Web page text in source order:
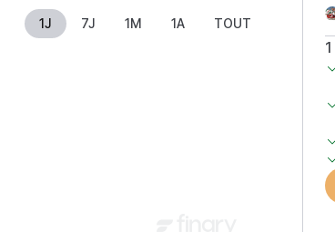
1J 7J 1M 1A TOUT
1